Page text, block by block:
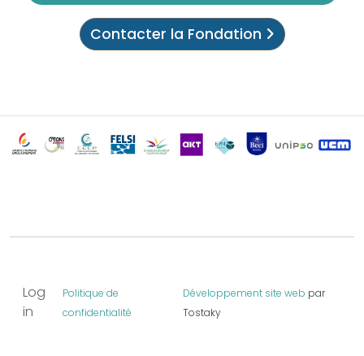
Contacter la Fondation
User account menu
Log
in
Politique de
confidentialité
Développement site web par
Tostaky